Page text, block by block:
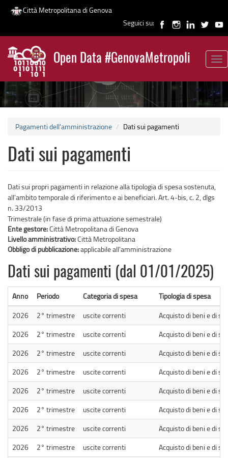
Salta
contenuto
principale
Città Metropolitana di Genova
Seguici su:
Open Data #GenovaMetropoli
News
Pagamenti dell'amministrazione Dati sui pagamenti
Dati sui pagamenti
Dati sui propri pagamenti in relazione alla tipologia di spesa sostenuta,
all'ambito temporale di riferimento e ai beneficiari. Art. 4-bis, c. 2, dlgs
n. 33/2013
Trimestrale (in fase di prima attuazione semestrale)
Ente gestore:Città Metropolitana di Genova
Livello amministrativo:Città Metropolitana
Obbligo di pubblicazione:applicabile all'amministrazione
Dati sui pagamenti (dal 01/01/2025)
Anno Periodo Categoria di spesa
Tipologia di spesa
2026
2° trimestre uscite correnti
Acquisto di beni e di
2026
2° trimestre uscite correnti
Acquisto di beni e di
2026
2° trimestre uscite correnti
Acquisto di beni e di
2026
2° trimestre uscite correnti
Acquisto di beni e di
2026
2° trimestre uscite correnti
Acquisto di beni e di
2026
2° trimestre uscite correnti
Acquisto di beni e di
2026
2° trimestre uscite correnti
Acquisto di beni e di
2026
2° trimestre uscite correnti
Acquisto di beni e di